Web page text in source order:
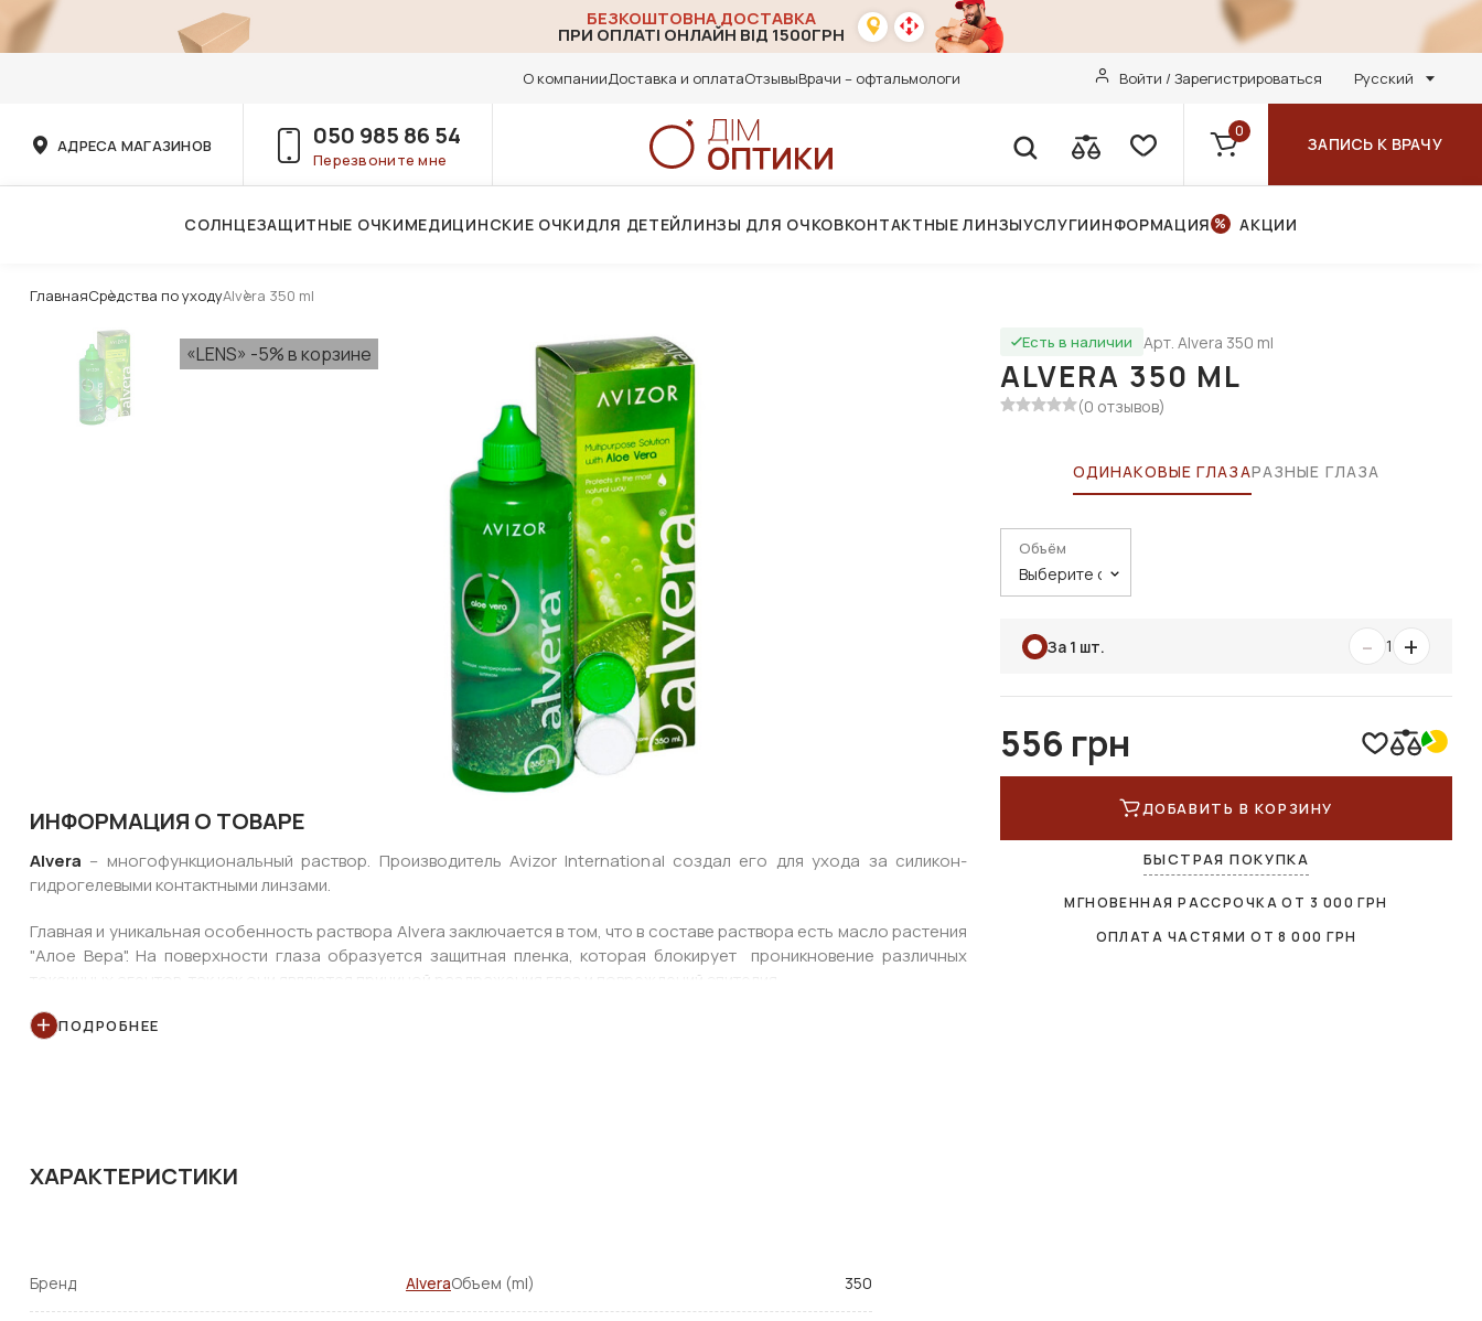
БЕЗКОШТОВНА ДОСТАВКА
ПРИ ОПЛАТІ ОНЛАЙН ВІД 1500ГРН
О компанииДоставка и оплатаОтзывыВрачи – офтальмологи Войти / Зарегистрироваться Русский
АДРЕСА МАГАЗИНОВ 050 985 86 54
Перезвоните мне
0
ЗАПИСЬ К ВРАЧУ
СОЛНЦЕЗАЩИТНЫЕ ОЧКИМЕДИЦИНСКИЕ ОЧКИДЛЯ ДЕТЕЙЛИНЗЫ ДЛЯ ОЧКОВКОНТАКТНЫЕ ЛИНЗЫУСЛУГИИНФОРМАЦИЯ АКЦИИ
ГлавнаяСредства по уходуAlvera 350 ml
«LENS» -5% в корзине
ИНФОРМАЦИЯ О ТОВАРЕ
Alvera – многофункциональный раствор. Производитель Avizor International создал его для ухода за силикон-
гидрогелевыми контактными линзами.
Главная и уникальная особенность раствора Alvera заключается в том, что в составе раствора есть масло растения
"Алое Вера". На поверхности глаза образуется защитная пленка, которая блокирует проникновение различных
токсичных агентов, так как они являются причиной раздражения глаз и повреждений эпителия.
В составе раствора Alvera отсутствуют консерванты, которые могут оседать на поверхности линз, раствор Alvera
ПОДРОБНЕЕ
Есть в наличии Арт. Alvera 350 ml
ALVERA 350 ML
(0 отзывов)
ОДИНАКОВЫЕ ГЛАЗАРАЗНЫЕ ГЛАЗА
Объём
За 1 шт. - 1 +
556 грн
ДОБАВИТЬ В КОРЗИНУ
БЫСТРАЯ ПОКУПКА
МГНОВЕННАЯ РАССРОЧКА ОТ 3 000 ГРН
ОПЛАТА ЧАСТЯМИ ОТ8 000 ГРН
ХАРАКТЕРИСТИКИ
Бренд AlveraОбъем (ml) 350